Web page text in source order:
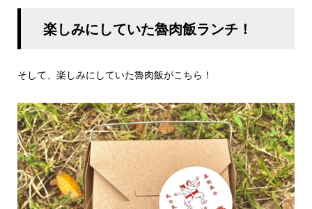
楽しみにしていた魯肉飯ランチ！
そして、楽しみにしていた魯肉飯がこちら！